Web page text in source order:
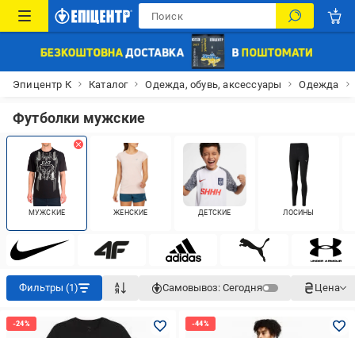
Эпицентр К Каталог Одежда, обувь, аксессуары Одежда
Футболки мужские
МУЖСКИЕ ЖЕНСКИЕ ДЕТСКИЕ ЛОСИНЫ
Фильтры (1) Самовывоз: Сегодня Цена